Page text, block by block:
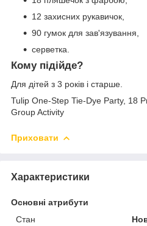
12 захисних рукавичок,
90 гумок для зав'язування,
серветка.
Кому підійде?
Для дітей з 3 років і старше.
Tulip One-Step Tie-Dye Party, 18
Group Activity
Приховати
Характеристики
Основні атрибути
Стан